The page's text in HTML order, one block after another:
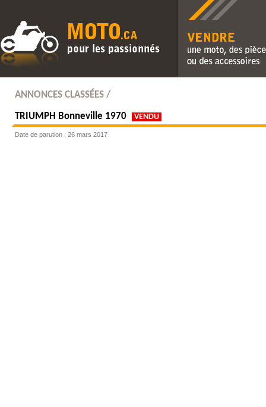
Vendre une moto, des
des accessoires
ANNONCES CLASSÉES /
TRIUMPH Bonneville 1970 VENDU
Date de parution : 26 mars 2017